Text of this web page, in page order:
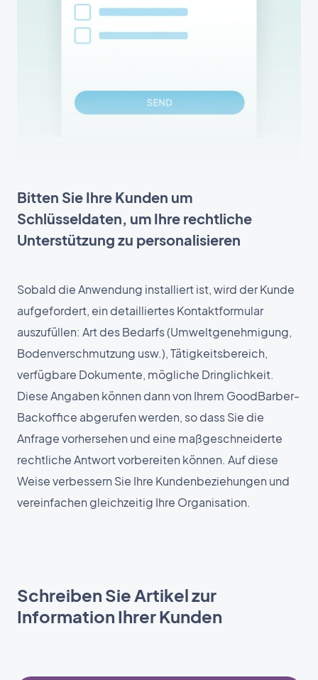
Bitten Sie Ihre Kunden um
Schlüsseldaten, um Ihre rechtliche
Unterstützung zu personalisieren
Sobald die Anwendung installiert ist, wird der Kunde
aufgefordert, ein detailliertes Kontaktformular
auszufüllen: Art des Bedarfs (Umweltgenehmigung,
Bodenverschmutzung usw.), Tätigkeitsbereich,
verfügbare Dokumente, mögliche Dringlichkeit.
Diese Angaben können dann von Ihrem GoodBarber-
Backoffice abgerufen werden, so dass Sie die
Anfrage vorhersehen und eine maßgeschneiderte
rechtliche Antwort vorbereiten können. Auf diese
Weise verbessern Sie Ihre Kundenbeziehungen und
vereinfachen gleichzeitig Ihre Organisation.
Schreiben Sie Artikel zur
Information Ihrer Kunden